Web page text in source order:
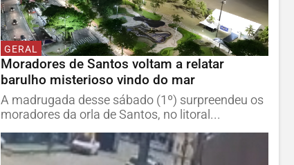
GERAL
Moradores de Santos voltam a relatar
barulho misterioso vindo do mar
A madrugada desse sábado (1º) surpreendeu os
moradores da orla de Santos, no litoral...